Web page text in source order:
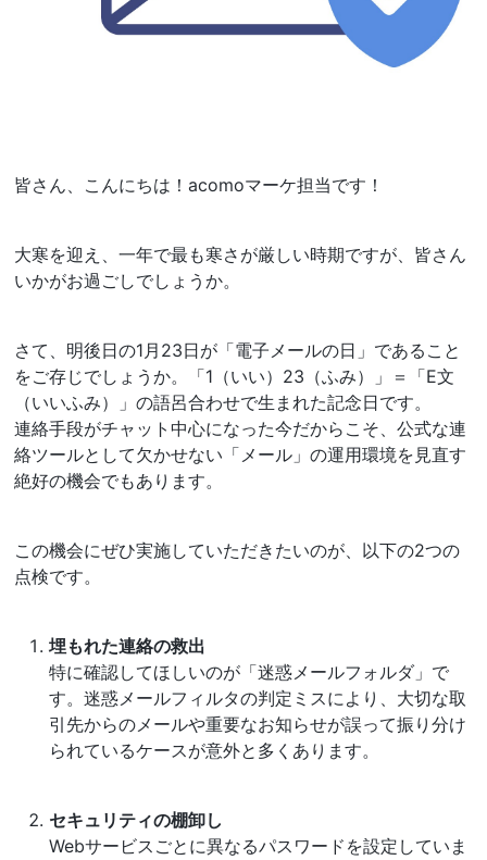
皆さん、こんにちは！acomoマーケ担当です！
大寒を迎え、一年で最も寒さが厳しい時期ですが、皆さん
いかがお過ごしでしょうか。
さて、明後日の1月23日が「電子メールの日」であること
をご存じでしょうか。「1（いい）23（ふみ）」＝「E文
（いいふみ）」の語呂合わせで生まれた記念日です。
連絡手段がチャット中心になった今だからこそ、公式な連
絡ツールとして欠かせない「メール」の運用環境を見直す
絶好の機会でもあります。
この機会にぜひ実施していただきたいのが、以下の2つの
点検です。
埋もれた連絡の救出
特に確認してほしいのが「迷惑メールフォルダ」で
す。迷惑メールフィルタの判定ミスにより、大切な取
引先からのメールや重要なお知らせが誤って振り分け
られているケースが意外と多くあります。
セキュリティの棚卸し
Webサービスごとに異なるパスワードを設定していま